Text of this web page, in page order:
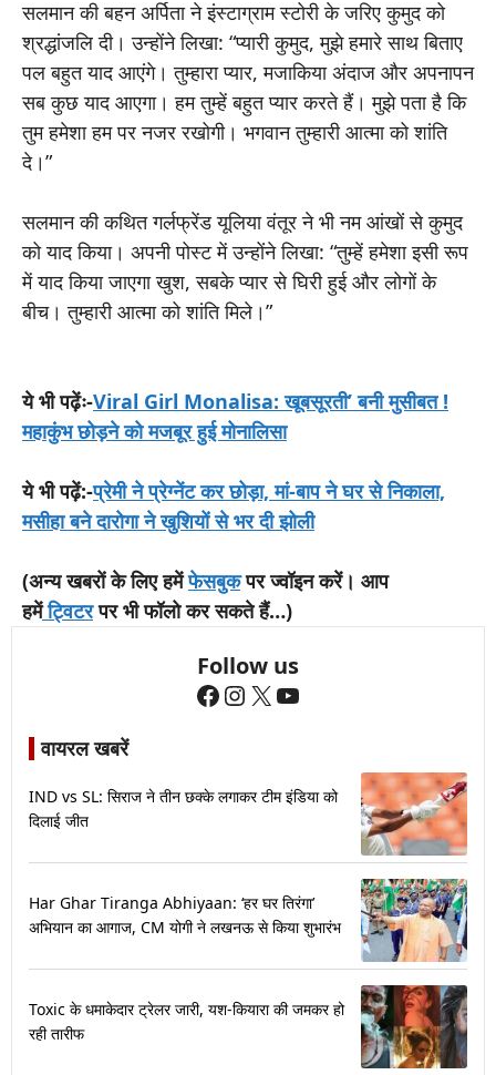
सलमान की बहन अर्पिता ने इंस्टाग्राम स्टोरी के जरिए कुमुद को
श्रद्धांजलि दी। उन्होंने लिखा: “प्यारी कुमुद, मुझे हमारे साथ बिताए
पल बहुत याद आएंगे। तुम्हारा प्यार, मजाकिया अंदाज और अपनापन
सब कुछ याद आएगा। हम तुम्हें बहुत प्यार करते हैं। मुझे पता है कि
तुम हमेशा हम पर नजर रखोगी। भगवान तुम्हारी आत्मा को शांति
दे।”
सलमान की कथित गर्लफ्रेंड यूलिया वंतूर ने भी नम आंखों से कुमुद
को याद किया। अपनी पोस्ट में उन्होंने लिखा: “तुम्हें हमेशा इसी रूप
में याद किया जाएगा खुश, सबके प्यार से घिरी हुई और लोगों के
बीच। तुम्हारी आत्मा को शांति मिले।”
ये भी पढ़ेंः-Viral Girl Monalisa: खूबसूरती’ बनी मुसीबत !
महाकुंभ छोड़ने को मजबूर हुई मोनालिसा
ये भी पढ़ें:-प्रेमी ने प्रेग्नेंट कर छोड़ा, मां-बाप ने घर से निकाला,
मसीहा बने दारोगा ने खुशियों से भर दी झोली
(अन्य खबरों के लिए हमेंफेसबुकपर ज्वॉइन करें। आप
हमेंट्विटरपर भी फॉलो कर सकते हैं…)
Follow us
Facebook
Instagram
X YouTube
वायरल खबरें
IND vs SL: सिराज ने तीन छक्के लगाकर टीम इंडिया को
दिलाई जीत
Har Ghar Tiranga Abhiyaan: ‘हर घर तिरंगा’
अभियान का आगाज, CM योगी ने लखनऊ से किया शुभारंभ
Toxic के धमाकेदार ट्रेलर जारी, यश-कियारा की जमकर हो
रही तारीफ